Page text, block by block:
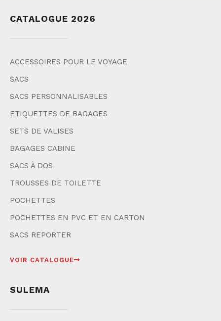
CATALOGUE 2026
ACCESSOIRES POUR LE VOYAGE
SACS
SACS PERSONNALISABLES
ETIQUETTES DE BAGAGES
SETS DE VALISES
BAGAGES CABINE
SACS À DOS
TROUSSES DE TOILETTE
POCHETTES
POCHETTES EN PVC ET EN CARTON
SACS REPORTER
VOIR CATALOGUE
SULEMA